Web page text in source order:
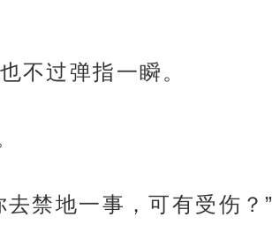
不过弹指一瞬。
禁地一事，可有受伤？”